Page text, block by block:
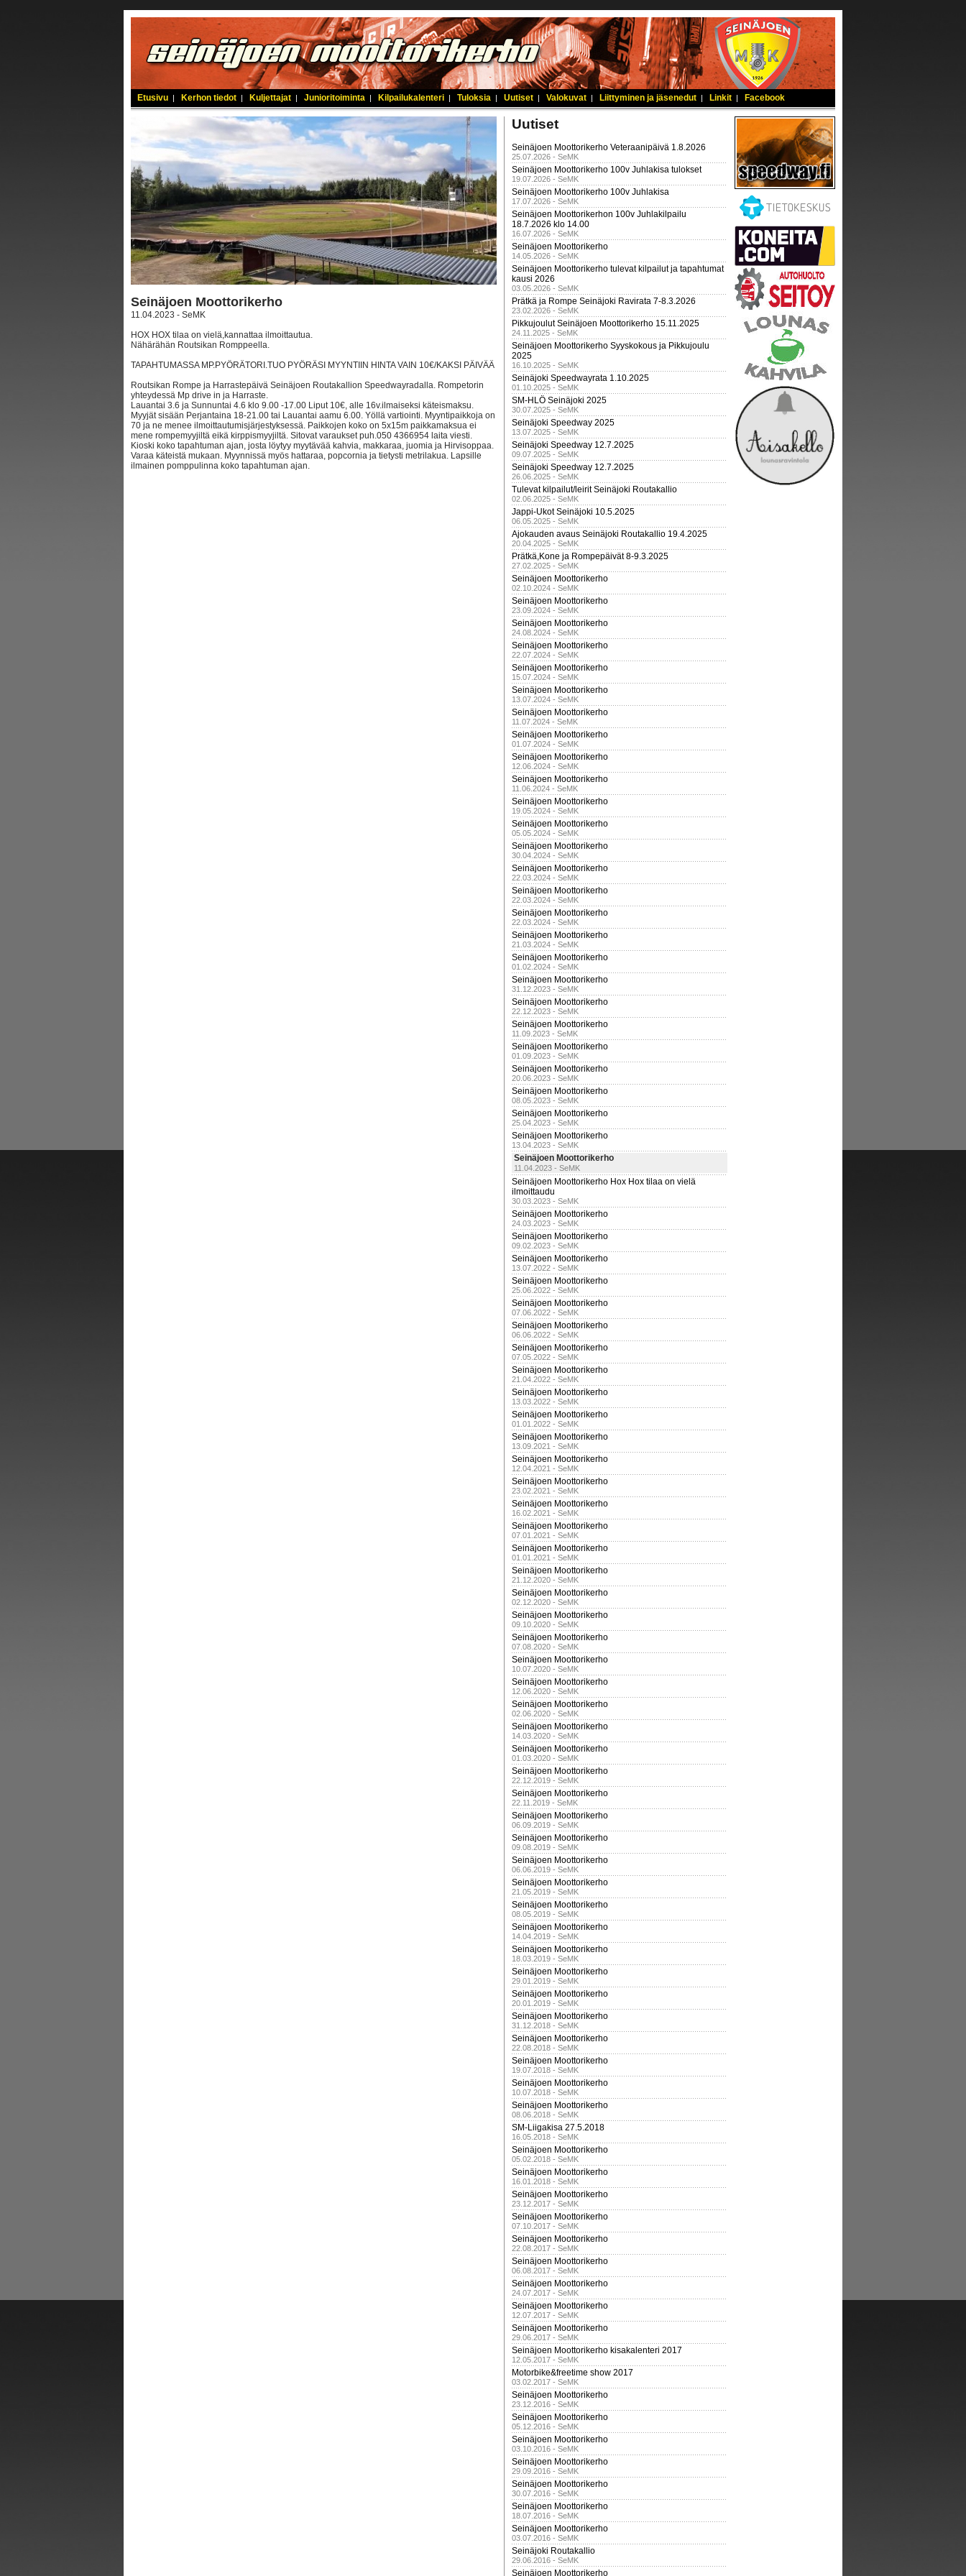
Etusivu | Kerhon tiedot | Kuljettajat | Junioritoiminta | Kilpailukalenteri | Tuloksia | Uutiset | Valokuvat | Liittyminen ja jäsenedut | Linkit | Facebook
Seinäjoen Moottorikerho
11.04.2023 - SeMK
HOX HOX tilaa on vielä,kannattaa ilmoittautua.
Nähärähän Routsikan Romppeella.
TAPAHTUMASSA MP.PYÖRÄTORI.TUO PYÖRÄSI MYYNTIIN HINTA VAIN 10€/KAKSI PÄIVÄÄ
Routsikan Rompe ja Harrastepäivä Seinäjoen Routakallion Speedwayradalla. Rompetorin
yhteydessä Mp drive in ja Harraste.
Lauantai 3.6 ja Sunnuntai 4.6 klo 9.00 -17.00 Liput 10€, alle 16v.ilmaiseksi käteismaksu.
Myyjät sisään Perjantaina 18-21.00 tai Lauantai aamu 6.00. Yöllä vartiointi. Myyntipaikkoja on
70 ja ne menee ilmoittautumisjärjestyksessä. Paikkojen koko on 5x15m paikkamaksua ei
mene rompemyyjiltä eikä kirppismyyjiltä. Sitovat varaukset puh.050 4366954 laita viesti.
Kioski koko tapahtuman ajan, josta löytyy myytävää kahvia, makkaraa, juomia ja Hirvisoppaa.
Varaa käteistä mukaan. Myynnissä myös hattaraa, popcornia ja tietysti metrilakua. Lapsille
ilmainen pomppulinna koko tapahtuman ajan.
Uutiset
Seinäjoen Moottorikerho Veteraanipäivä 1.8.2026
25.07.2026 - SeMK
Seinäjoen Moottorikerho 100v Juhlakisa tulokset
19.07.2026 - SeMK
Seinäjoen Moottorikerho 100v Juhlakisa
17.07.2026 - SeMK
Seinäjoen Moottorikerhon 100v Juhlakilpailu
18.7.2026 klo 14.00
16.07.2026 - SeMK
Seinäjoen Moottorikerho
14.05.2026 - SeMK
Seinäjoen Moottorikerho tulevat kilpailut ja tapahtumat
kausi 2026
03.05.2026 - SeMK
Prätkä ja Rompe Seinäjoki Ravirata 7-8.3.2026
23.02.2026 - SeMK
Pikkujoulut Seinäjoen Moottorikerho 15.11.2025
24.11.2025 - SeMK
Seinäjoen Moottorikerho Syyskokous ja Pikkujoulu
2025
16.10.2025 - SeMK
Seinäjoki Speedwayrata 1.10.2025
01.10.2025 - SeMK
SM-HLÖ Seinäjoki 2025
30.07.2025 - SeMK
Seinäjoki Speedway 2025
13.07.2025 - SeMK
Seinäjoki Speedway 12.7.2025
09.07.2025 - SeMK
Seinäjoki Speedway 12.7.2025
26.06.2025 - SeMK
Tulevat kilpailut/leirit Seinäjoki Routakallio
02.06.2025 - SeMK
Jappi-Ukot Seinäjoki 10.5.2025
06.05.2025 - SeMK
Ajokauden avaus Seinäjoki Routakallio 19.4.2025
20.04.2025 - SeMK
Prätkä,Kone ja Rompepäivät 8-9.3.2025
27.02.2025 - SeMK
Seinäjoen Moottorikerho
02.10.2024 - SeMK
Seinäjoen Moottorikerho
23.09.2024 - SeMK
Seinäjoen Moottorikerho
24.08.2024 - SeMK
Seinäjoen Moottorikerho
22.07.2024 - SeMK
Seinäjoen Moottorikerho
15.07.2024 - SeMK
Seinäjoen Moottorikerho
13.07.2024 - SeMK
Seinäjoen Moottorikerho
11.07.2024 - SeMK
Seinäjoen Moottorikerho
01.07.2024 - SeMK
Seinäjoen Moottorikerho
12.06.2024 - SeMK
Seinäjoen Moottorikerho
11.06.2024 - SeMK
Seinäjoen Moottorikerho
19.05.2024 - SeMK
Seinäjoen Moottorikerho
05.05.2024 - SeMK
Seinäjoen Moottorikerho
30.04.2024 - SeMK
Seinäjoen Moottorikerho
22.03.2024 - SeMK
Seinäjoen Moottorikerho
22.03.2024 - SeMK
Seinäjoen Moottorikerho
22.03.2024 - SeMK
Seinäjoen Moottorikerho
21.03.2024 - SeMK
Seinäjoen Moottorikerho
01.02.2024 - SeMK
Seinäjoen Moottorikerho
31.12.2023 - SeMK
Seinäjoen Moottorikerho
22.12.2023 - SeMK
Seinäjoen Moottorikerho
11.09.2023 - SeMK
Seinäjoen Moottorikerho
01.09.2023 - SeMK
Seinäjoen Moottorikerho
20.06.2023 - SeMK
Seinäjoen Moottorikerho
08.05.2023 - SeMK
Seinäjoen Moottorikerho
25.04.2023 - SeMK
Seinäjoen Moottorikerho
13.04.2023 - SeMK
Seinäjoen Moottorikerho
11.04.2023 - SeMK
Seinäjoen Moottorikerho Hox Hox tilaa on vielä
ilmoittaudu
30.03.2023 - SeMK
Seinäjoen Moottorikerho
24.03.2023 - SeMK
Seinäjoen Moottorikerho
09.02.2023 - SeMK
Seinäjoen Moottorikerho
13.07.2022 - SeMK
Seinäjoen Moottorikerho
25.06.2022 - SeMK
Seinäjoen Moottorikerho
07.06.2022 - SeMK
Seinäjoen Moottorikerho
06.06.2022 - SeMK
Seinäjoen Moottorikerho
07.05.2022 - SeMK
Seinäjoen Moottorikerho
21.04.2022 - SeMK
Seinäjoen Moottorikerho
13.03.2022 - SeMK
Seinäjoen Moottorikerho
01.01.2022 - SeMK
Seinäjoen Moottorikerho
13.09.2021 - SeMK
Seinäjoen Moottorikerho
12.04.2021 - SeMK
Seinäjoen Moottorikerho
23.02.2021 - SeMK
Seinäjoen Moottorikerho
16.02.2021 - SeMK
Seinäjoen Moottorikerho
07.01.2021 - SeMK
Seinäjoen Moottorikerho
01.01.2021 - SeMK
Seinäjoen Moottorikerho
21.12.2020 - SeMK
Seinäjoen Moottorikerho
02.12.2020 - SeMK
Seinäjoen Moottorikerho
09.10.2020 - SeMK
Seinäjoen Moottorikerho
07.08.2020 - SeMK
Seinäjoen Moottorikerho
10.07.2020 - SeMK
Seinäjoen Moottorikerho
12.06.2020 - SeMK
Seinäjoen Moottorikerho
02.06.2020 - SeMK
Seinäjoen Moottorikerho
14.03.2020 - SeMK
Seinäjoen Moottorikerho
01.03.2020 - SeMK
Seinäjoen Moottorikerho
22.12.2019 - SeMK
Seinäjoen Moottorikerho
22.11.2019 - SeMK
Seinäjoen Moottorikerho
06.09.2019 - SeMK
Seinäjoen Moottorikerho
09.08.2019 - SeMK
Seinäjoen Moottorikerho
06.06.2019 - SeMK
Seinäjoen Moottorikerho
21.05.2019 - SeMK
Seinäjoen Moottorikerho
08.05.2019 - SeMK
Seinäjoen Moottorikerho
14.04.2019 - SeMK
Seinäjoen Moottorikerho
18.03.2019 - SeMK
Seinäjoen Moottorikerho
29.01.2019 - SeMK
Seinäjoen Moottorikerho
20.01.2019 - SeMK
Seinäjoen Moottorikerho
31.12.2018 - SeMK
Seinäjoen Moottorikerho
22.08.2018 - SeMK
Seinäjoen Moottorikerho
19.07.2018 - SeMK
Seinäjoen Moottorikerho
10.07.2018 - SeMK
Seinäjoen Moottorikerho
08.06.2018 - SeMK
SM-Liigakisa 27.5.2018
16.05.2018 - SeMK
Seinäjoen Moottorikerho
05.02.2018 - SeMK
Seinäjoen Moottorikerho
16.01.2018 - SeMK
Seinäjoen Moottorikerho
23.12.2017 - SeMK
Seinäjoen Moottorikerho
07.10.2017 - SeMK
Seinäjoen Moottorikerho
22.08.2017 - SeMK
Seinäjoen Moottorikerho
06.08.2017 - SeMK
Seinäjoen Moottorikerho
24.07.2017 - SeMK
Seinäjoen Moottorikerho
12.07.2017 - SeMK
Seinäjoen Moottorikerho
29.06.2017 - SeMK
Seinäjoen Moottorikerho kisakalenteri 2017
12.05.2017 - SeMK
Motorbike&freetime show 2017
03.02.2017 - SeMK
Seinäjoen Moottorikerho
23.12.2016 - SeMK
Seinäjoen Moottorikerho
05.12.2016 - SeMK
Seinäjoen Moottorikerho
03.10.2016 - SeMK
Seinäjoen Moottorikerho
29.09.2016 - SeMK
Seinäjoen Moottorikerho
30.07.2016 - SeMK
Seinäjoen Moottorikerho
18.07.2016 - SeMK
Seinäjoen Moottorikerho
03.07.2016 - SeMK
Seinäjoki Routakallio
29.06.2016 - SeMK
Seinäjoen Moottorikerho